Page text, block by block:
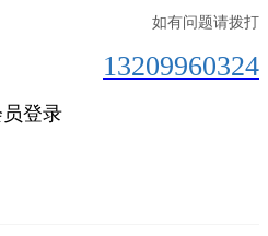
如有问题请拨打
13209960324
登录